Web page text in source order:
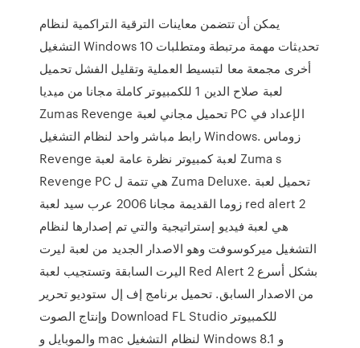
يمكن أن تتضمن معاينات الترقية التراكمية لنظام
التشغيل Windows 10 تحديثات مهمة مرتبطة ومتطلبات
أخرى مجمعة معا لتبسيط العملية وتقليل الفشل تحميل
لعبة صلاح الدين 1 للكمبيوتر كاملة مجانا من ميديا
Zumas Revenge تحميل مجاني لعبة PC الإعداد في
رابط مباشر واحد لنظام التشغيل Windows. زوماس
Revenge لعبة كمبيوتر نظرة عامة لعبة Zuma s
Revenge PC هي تتمة ل Zuma Deluxe. تحميل لعبة
زوما القديمة مجانا 2006 عرب سيد لعبة red alert 2
هي لعبة فيديو إستراتيجية والتي تم إصدارها لنظام
التشغيل ميركوسوفت وهو الاصدار الجديد من لعبة ليرت
اليرت السابقة وتستجيب لعبة Red Alert 2 بشكل أسرع
من الاصدار السابق. تحميل برنامج إف إل ستوديو تحرير
وإنتاج الصوت Download FL Studio للكمبيوتر
والموبايل و mac لنظام التشغيل Windows 8.1 و